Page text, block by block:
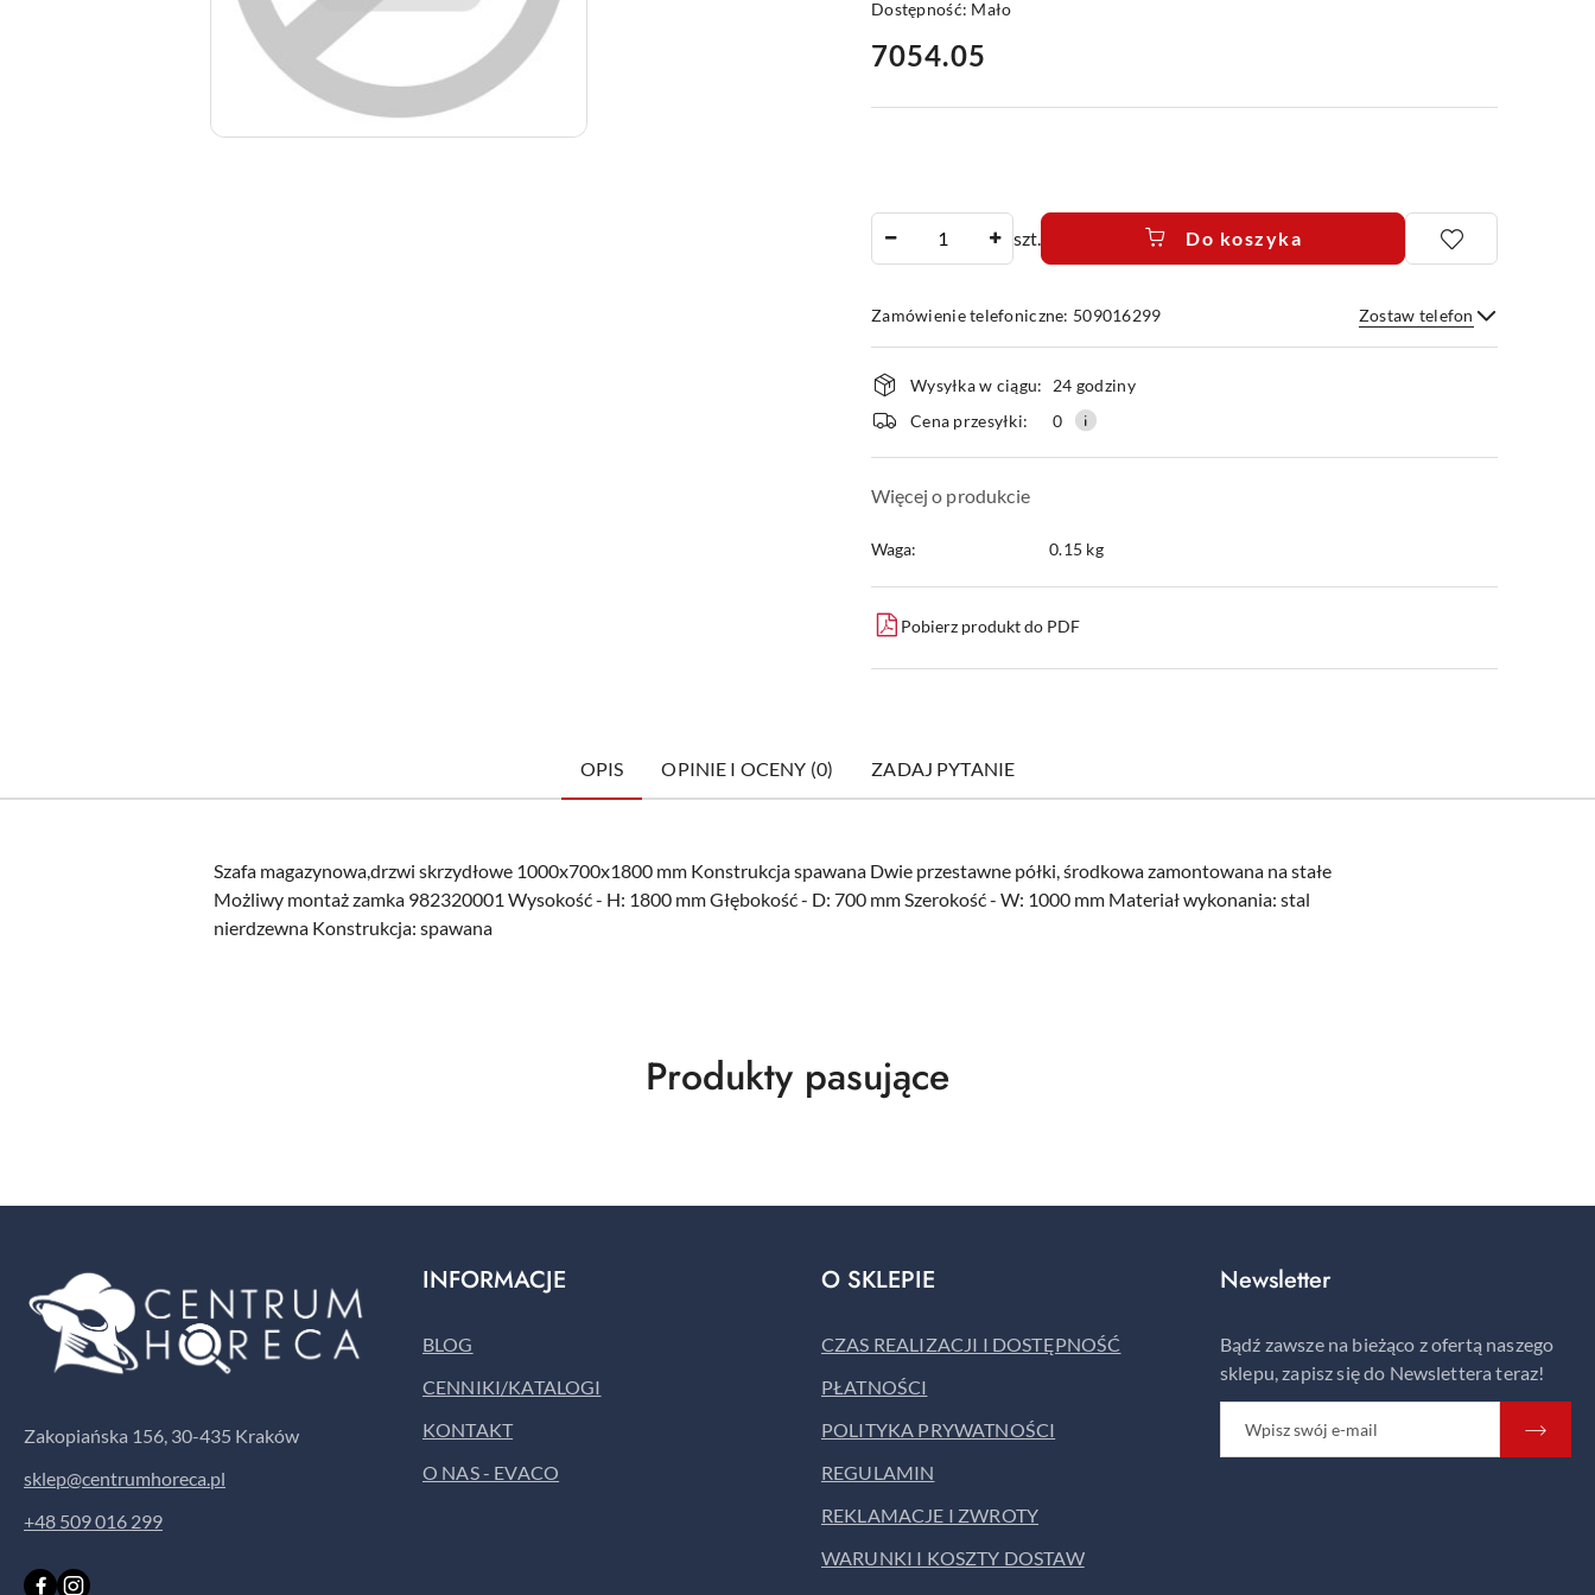
Dostępność: Mało
cena:
7054.05
szt. Do koszyka
Zamówienie telefoniczne: 509016299 Zostaw telefon
Wyślij
Dostępność
i
dostawa
Wysyłka w ciągu:
24 godziny
Cena przesyłki:
0
Więcej o produkcie
Waga: 0.15 kg
Pobierz produkt do PDF
OPIS OPINIE I OCENY (0) ZADAJ PYTANIE
Szafa magazynowa,drzwi skrzydłowe 1000x700x1800 mm Konstrukcja spawana Dwie przestawne półki, środkowa zamontowana na stałe
Możliwy montaż zamka 982320001 Wysokość - H: 1800 mm Głębokość - D: 700 mm Szerokość - W: 1000 mm Materiał wykonania: stal
nierdzewna Konstrukcja: spawana
Produkty
Produkty pasujące
Zakopiańska 156, 30-435 Kraków
sklep@centrumhoreca.pl
+48 509 016 299
INFORMACJE
BLOG
CENNIKI/KATALOGI
KONTAKT
O NAS - EVACO
O SKLEPIE
CZAS REALIZACJI I DOSTĘPNOŚĆ
PŁATNOŚCI
POLITYKA PRYWATNOŚCI
REGULAMIN
REKLAMACJE I ZWROTY
WARUNKI I KOSZTY DOSTAW
Newsletter
Bądź zawsze na bieżąco z ofertą naszego
sklepu, zapisz się do Newslettera teraz!